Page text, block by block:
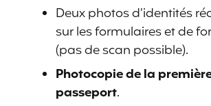
Deux photos d’identités
sur les formulaires et de
(pas de scan possible).
Photocopie de la
passeport.